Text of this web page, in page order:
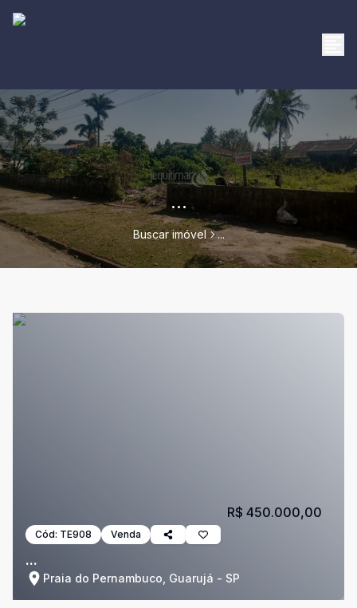
...
Buscar imóvel ...
Cód: TE908 Venda
...
Praia do Pernambuco, Guarujá - SP
R$ 450.000,00